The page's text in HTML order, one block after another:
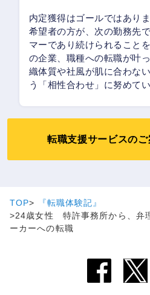
内定獲得はゴールではあり
希望者の方が、次の勤務先
マーであり続けられること
の企業、職種への転職が叶
織体質や社風が肌に合わな
う「相性合わせ」に努めてい
転職支援サービスのご
TOP
『転職体験記』
24歳女性 特許事務所から、弁
ーカーへの転職